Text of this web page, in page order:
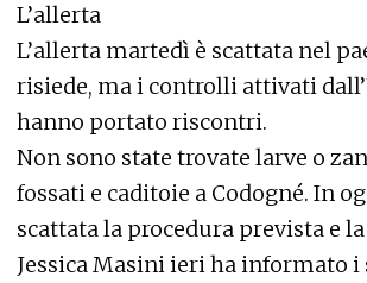
L’allerta
L’allerta martedì è scattata nel
risiede, ma i controlli attivati
hanno portato riscontri.
Non sono state trovate larve o
fossati e caditoie a Codogné. In
scattata la procedura prevista e
Jessica Masini ieri ha informato i